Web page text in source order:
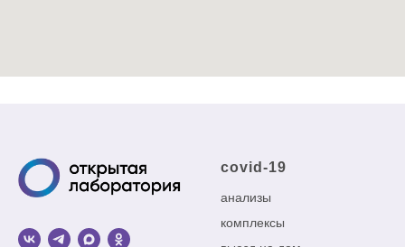
covid-19
анализы
комплексы